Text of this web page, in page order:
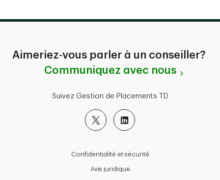
Aimeriez-vous parler à un conseiller?
Communiquez avec nous
Suivez Gestion de Placements TD
Confidentialité et sécurité
Avis juridique